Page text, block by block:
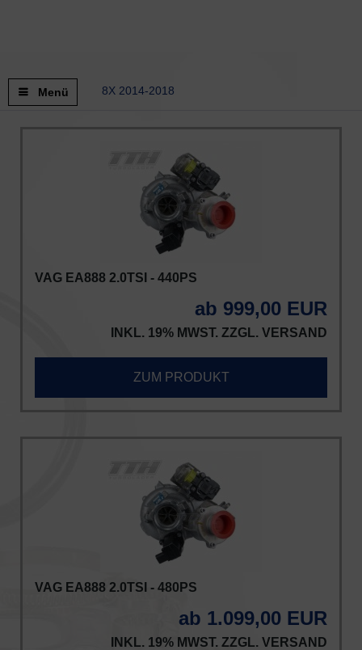
Menü 8X 2014-2018
VAG EA888 2.0TSI - 440PS
ab 999,00 EUR
INKL. 19% MWST. ZZGL. VERSAND
ZUM PRODUKT
VAG EA888 2.0TSI - 480PS
ab 1.099,00 EUR
INKL. 19% MWST. ZZGL. VERSAND